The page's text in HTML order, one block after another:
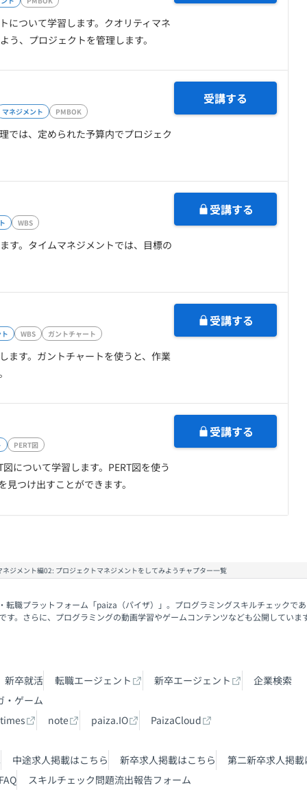
について学習します。クオリティマネ
、プロジェクトを管理します。
マネジメント PMBOK
では、定められた予算内でプロジェク
受講する
WBS
す。タイムマネジメントでは、目標の
受講する
WBS ガントチャート
ます。ガントチャートを使うと、作業
受講する
PERT図
について学習します。PERT図を使う
つけ出すことができます。
受講する
ネジメント編02: プロジェクトマネジメントをしてみようチャプター一覧
転職プラットフォーム「paiza（パイザ）」。プログラミングスキルチェックで
。さらに、プログラミングの動画学習やゲームコンテンツなども公開しています
新卒就活 転職エージェント 新卒エージェント
企業検索
・ゲーム
note paiza.IO
PaizaCloud
中途求人掲載はこちら 新卒求人掲載はこちら
第二新卒求人掲載
スキルチェック問題流出報告フォーム